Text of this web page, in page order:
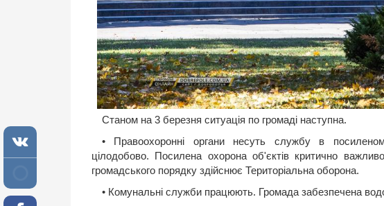
Станом на 3 березня ситуація по громаді наступна.
• Правоохоронні органи несуть службу в
цілодобово. Посилена охорона об'єктів критично
громадського порядку здійснює Територіальна оборона.
• Комунальні служби працюють. Громада забезпечена